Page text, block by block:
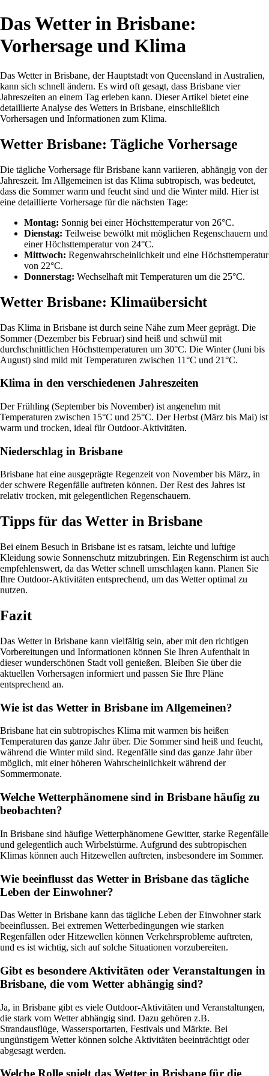
Das Wetter in Brisbane:
Vorhersage und Klima
Das Wetter in Brisbane, der Hauptstadt von Queensland in Australien,
kann sich schnell ändern. Es wird oft gesagt, dass Brisbane vier
Jahreszeiten an einem Tag erleben kann. Dieser Artikel bietet eine
detaillierte Analyse des Wetters in Brisbane, einschließlich
Vorhersagen und Informationen zum Klima.
Wetter Brisbane: Tägliche Vorhersage
Die tägliche Vorhersage für Brisbane kann variieren, abhängig von der
Jahreszeit. Im Allgemeinen ist das Klima subtropisch, was bedeutet,
dass die Sommer warm und feucht sind und die Winter mild. Hier ist
eine detaillierte Vorhersage für die nächsten Tage:
Montag: Sonnig bei einer Höchsttemperatur von 26°C.
Dienstag: Teilweise bewölkt mit möglichen Regenschauern und
einer Höchsttemperatur von 24°C.
Mittwoch: Regenwahrscheinlichkeit und eine Höchsttemperatur
von 22°C.
Donnerstag: Wechselhaft mit Temperaturen um die 25°C.
Wetter Brisbane: Klimaübersicht
Das Klima in Brisbane ist durch seine Nähe zum Meer geprägt. Die
Sommer (Dezember bis Februar) sind heiß und schwül mit
durchschnittlichen Höchsttemperaturen um 30°C. Die Winter (Juni bis
August) sind mild mit Temperaturen zwischen 11°C und 21°C.
Klima in den verschiedenen Jahreszeiten
Der Frühling (September bis November) ist angenehm mit
Temperaturen zwischen 15°C und 25°C. Der Herbst (März bis Mai) ist
warm und trocken, ideal für Outdoor-Aktivitäten.
Niederschlag in Brisbane
Brisbane hat eine ausgeprägte Regenzeit von November bis März, in
der schwere Regenfälle auftreten können. Der Rest des Jahres ist
relativ trocken, mit gelegentlichen Regenschauern.
Tipps für das Wetter in Brisbane
Bei einem Besuch in Brisbane ist es ratsam, leichte und luftige
Kleidung sowie Sonnenschutz mitzubringen. Ein Regenschirm ist auch
empfehlenswert, da das Wetter schnell umschlagen kann. Planen Sie
Ihre Outdoor-Aktivitäten entsprechend, um das Wetter optimal zu
nutzen.
Fazit
Das Wetter in Brisbane kann vielfältig sein, aber mit den richtigen
Vorbereitungen und Informationen können Sie Ihren Aufenthalt in
dieser wunderschönen Stadt voll genießen. Bleiben Sie über die
aktuellen Vorhersagen informiert und passen Sie Ihre Pläne
entsprechend an.
Wie ist das Wetter in Brisbane im Allgemeinen?
Brisbane hat ein subtropisches Klima mit warmen bis heißen
Temperaturen das ganze Jahr über. Die Sommer sind heiß und feucht,
während die Winter mild sind. Regenfälle sind das ganze Jahr über
möglich, mit einer höheren Wahrscheinlichkeit während der
Sommermonate.
Welche Wetterphänomene sind in Brisbane häufig zu
beobachten?
In Brisbane sind häufige Wetterphänomene Gewitter, starke Regenfälle
und gelegentlich auch Wirbelstürme. Aufgrund des subtropischen
Klimas können auch Hitzewellen auftreten, insbesondere im Sommer.
Wie beeinflusst das Wetter in Brisbane das tägliche
Leben der Einwohner?
Das Wetter in Brisbane kann das tägliche Leben der Einwohner stark
beeinflussen. Bei extremen Wetterbedingungen wie starken
Regenfällen oder Hitzewellen können Verkehrsprobleme auftreten,
und es ist wichtig, sich auf solche Situationen vorzubereiten.
Gibt es besondere Aktivitäten oder Veranstaltungen in
Brisbane, die vom Wetter abhängig sind?
Ja, in Brisbane gibt es viele Outdoor-Aktivitäten und Veranstaltungen,
die stark vom Wetter abhängig sind. Dazu gehören z.B.
Strandausflüge, Wassersportarten, Festivals und Märkte. Bei
ungünstigem Wetter können solche Aktivitäten beeinträchtigt oder
abgesagt werden.